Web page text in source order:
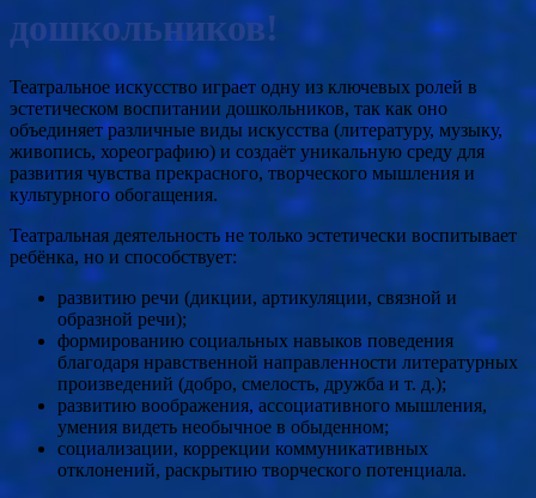
дошкольников!
Театральное искусство играет одну из ключевых ролей в
эстетическом воспитании дошкольников, так как оно
объединяет различные виды искусства (литературу, музыку,
живопись, хореографию) и создаёт уникальную среду для
развития чувства прекрасного, творческого мышления и
культурного обогащения.
Театральная деятельность не только эстетически воспитывает
ребёнка, но и способствует:
развитию речи (дикции, артикуляции, связной и
образной речи);
формированию социальных навыков поведения
благодаря нравственной направленности литературных
произведений (добро, смелость, дружба и т. д.);
развитию воображения, ассоциативного мышления,
умения видеть необычное в обыденном;
социализации, коррекции коммуникативных
отклонений, раскрытию творческого потенциала.